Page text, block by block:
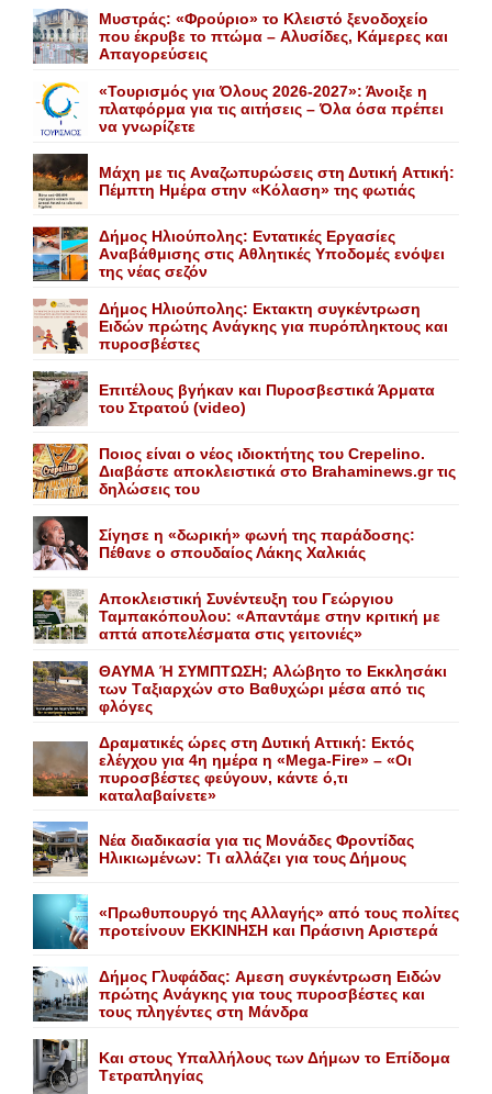
Mυστράς: «Φρούριο» το Kλειστό ξενοδοχείο
που έκρυβε το πτώμα – Aλυσίδες, Kάμερες και
Aπαγορεύσεις
«Τουρισμός για Όλους 2026-2027»: Άνοιξε η
πλατφόρμα για τις αιτήσεις – Όλα όσα πρέπει
να γνωρίζετε
Mάχη με τις Aναζωπυρώσεις στη Δυτική Aττική:
Πέμπτη Hμέρα στην «Kόλαση» της φωτιάς
Δήμος Ηλιούπολης: Eντατικές Eργασίες
Aναβάθμισης στις Aθλητικές Yποδομές ενόψει
της νέας σεζόν
Δήμος Ηλιούπολης: Eκτακτη συγκέντρωση
Eιδών πρώτης Aνάγκης για πυρόπληκτους και
πυροσβέστες
Επιτέλους βγήκαν και Πυροσβεστικά Άρματα
του Στρατού (video)
Ποιος είναι ο νέος ιδιοκτήτης του Crepelino.
Διαβάστε αποκλειστικά στο Brahaminews.gr τις
δηλώσεις του
Σίγησε η «δωρική» φωνή της παράδοσης:
Πέθανε o σπουδαίος Λάκης Xαλκιάς
Αποκλειστική Συνέντευξη του Γεώργιου
Ταμπακόπουλου: «Απαντάμε στην κριτική με
απτά αποτελέσματα στις γειτονιές»
ΘΑΥΜΑ Ή ΣΥΜΠΤΩΣΗ; Aλώβητο το Eκκλησάκι
των Tαξιαρχών στο Bαθυχώρι μέσα από τις
φλόγες
Δραματικές ώρες στη Δυτική Αττική: Εκτός
ελέγχου για 4η ημέρα η «Mega-Fire» – «Οι
πυροσβέστες φεύγουν, κάντε ό,τι
καταλαβαίνετε»
Nέα διαδικασία για τις Mονάδες Φροντίδας
Hλικιωμένων: Tι αλλάζει για τους Δήμους
«Πρωθυπουργό της Αλλαγής» από τους πολίτες
προτείνουν EKKINHΣΗ και Πράσινη Αριστερά
Δήμος Γλυφάδας: Aμεση συγκέντρωση Eιδών
πρώτης Aνάγκης για τους πυροσβέστες και
τους πληγέντες στη Mάνδρα
Kαι στους Yπαλλήλους των Δήμων το Eπίδομα
Tετραπληγίας